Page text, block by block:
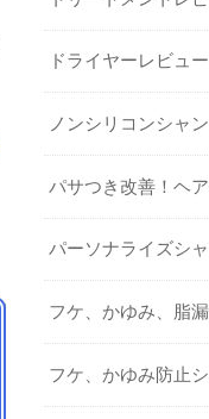
ドライヤーレビュー
ノンシリコンシャ
パサつき改善！ヘ
パーソナライズシ
フケ、かゆみ、脂
フケ、かゆみ防止